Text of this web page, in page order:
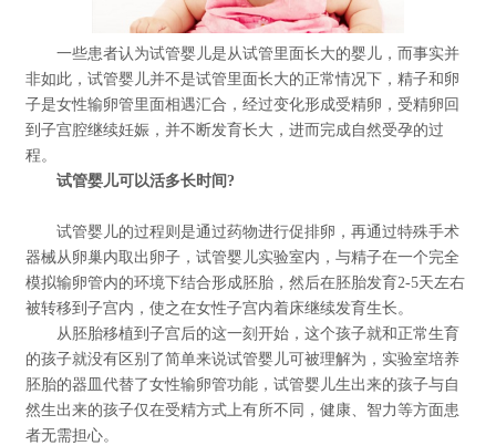
一些患者认为试管婴儿是从试管里面长大的婴儿，而事实并
非如此，试管婴儿并不是试管里面长大的正常情况下，精子和卵
子是女性输卵管里面相遇汇合，经过变化形成受精卵，受精卵回
到子宫腔继续妊娠，并不断发育长大，进而完成自然受孕的过
程。
试管婴儿可以活多长时间?
试管婴儿的过程则是通过药物进行促排卵，再通过特殊手术
器械从卵巢内取出卵子，试管婴儿实验室内，与精子在一个完全
模拟输卵管内的环境下结合形成胚胎，然后在胚胎发育2-5天左右
被转移到子宫内，使之在女性子宫内着床继续发育生长。
从胚胎移植到子宫后的这一刻开始，这个孩子就和正常生育
的孩子就没有区别了简单来说试管婴儿可被理解为，实验室培养
胚胎的器皿代替了女性输卵管功能，试管婴儿生出来的孩子与自
然生出来的孩子仅在受精方式上有所不同，健康、智力等方面患
者无需担心。